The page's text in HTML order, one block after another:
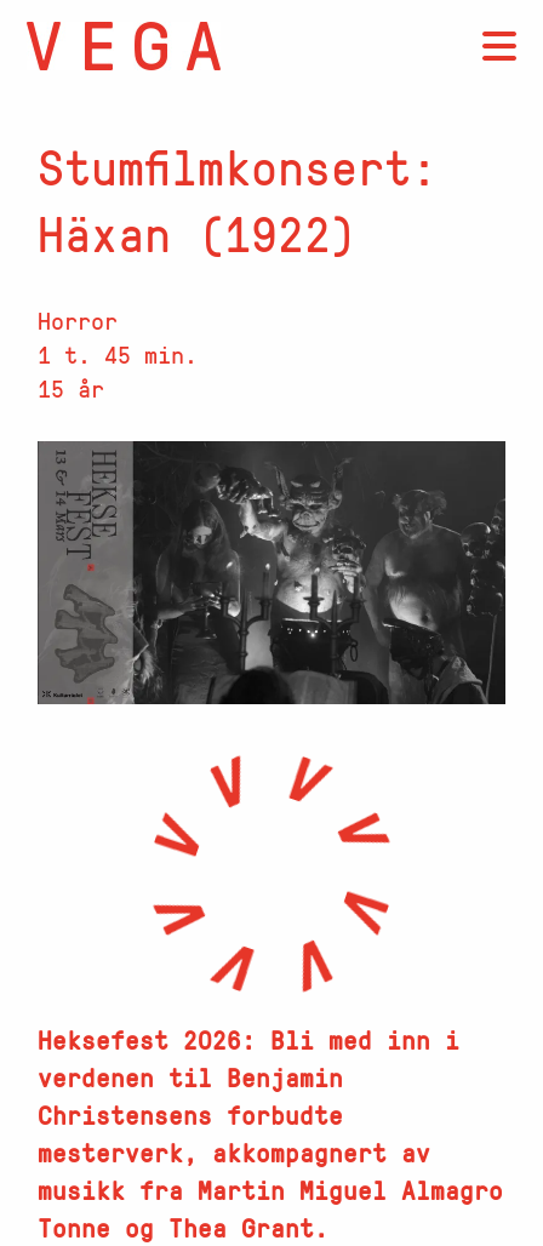
Stumfilmkonsert:
Häxan (1922)
Horror
1 t. 45 min.
15 år
Heksefest 2026: Bli med inn i
verdenen til Benjamin
Christensens forbudte
mesterverk, akkompagnert av
musikk fra Martin Miguel Almagro
Tonne og Thea Grant.